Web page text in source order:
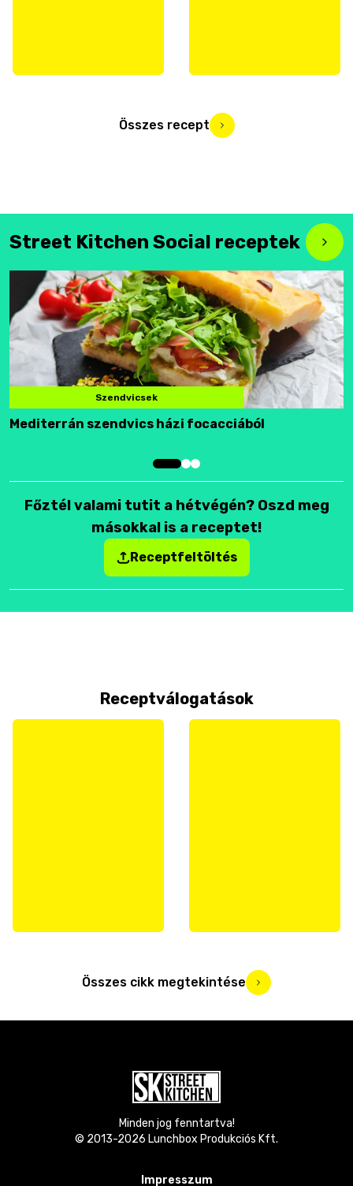
Összes recept
Street Kitchen Social receptek
Szendvicsek
Mediterrán szendvics házi focacciából
Főztél valami tutit a hétvégén? Oszd meg
másokkal is a receptet!
Receptfeltöltés
Receptválogatások
Összes cikk megtekintése
Minden jog fenntartva!
© 2013-2026 Lunchbox Produkciós Kft.
Impresszum